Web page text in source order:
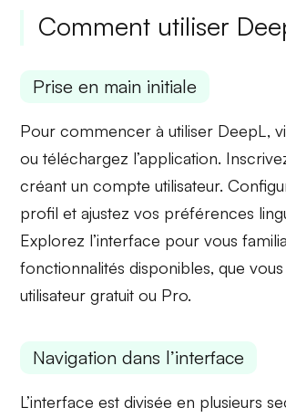
Comment utiliser
Prise en main initiale
Pour commencer à utiliser DeepL,
ou téléchargez l’application.
créant un compte utilisateur.
profil et ajustez vos préférences
Explorez l’interface pour vous
fonctionnalités disponibles, que
utilisateur gratuit ou Pro.
Navigation dans l’interface
L’interface est divisée en plusieurs